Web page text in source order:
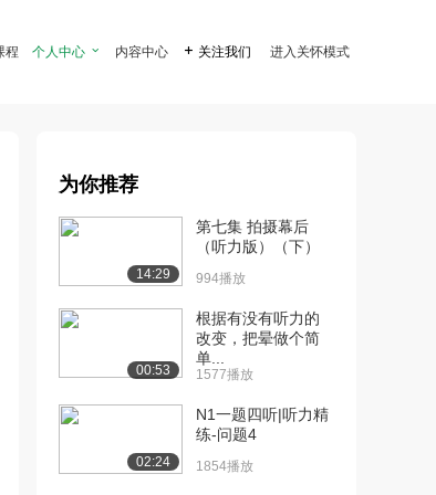
程 个人中心  内容中心  关注我们 进入关怀模式
为你推荐
14:29
第七集 拍摄幕后
（听力版）（下）
994播放
00:53
根据有没有听力的
改变，把晕做个简
单...
1577播放
02:24
N1一题四听|听力精
练-问题4
1854播放